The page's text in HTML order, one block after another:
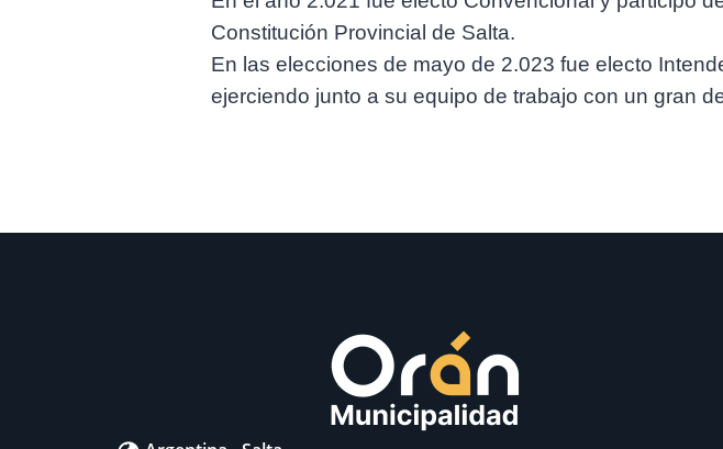
Constitución Provincial de Salta.
En las elecciones de mayo de 2.023 fue electo
ejerciendo junto a su equipo de trabajo con un gran